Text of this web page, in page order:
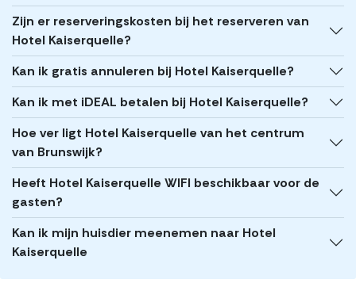
Zijn er reserveringskosten bij het reserveren van
Hotel Kaiserquelle?
Kan ik gratis annuleren bij Hotel Kaiserquelle?
Kan ik met iDEAL betalen bij Hotel Kaiserquelle?
Hoe ver ligt Hotel Kaiserquelle van het centrum
van Brunswijk?
Heeft Hotel Kaiserquelle WIFI beschikbaar voor de
gasten?
Kan ik mijn huisdier meenemen naar Hotel
Kaiserquelle